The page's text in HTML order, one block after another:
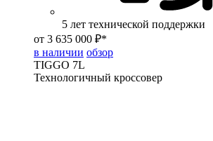
5 лет технической поддержки
от 3 635 000 ₽*
в наличии обзор
TIGGO 7L
Технологичный кроссовер